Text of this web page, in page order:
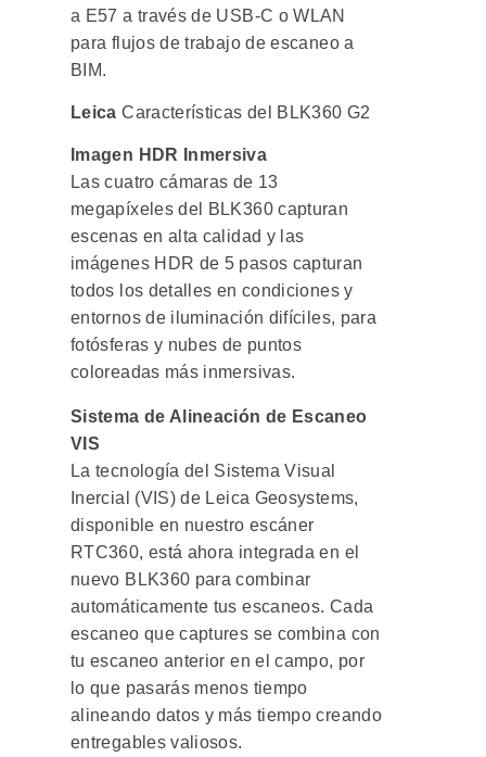
a E57 a través de USB-C o WLAN
para flujos de trabajo de escaneo a
BIM.
Leica Características del BLK360 G2
Imagen HDR Inmersiva
Las cuatro cámaras de 13
megapíxeles del BLK360 capturan
escenas en alta calidad y las
imágenes HDR de 5 pasos capturan
todos los detalles en condiciones y
entornos de iluminación difíciles, para
fotósferas y nubes de puntos
coloreadas más inmersivas.
Sistema de Alineación de Escaneo
VIS
La tecnología del Sistema Visual
Inercial (VIS) de Leica Geosystems,
disponible en nuestro escáner
RTC360, está ahora integrada en el
nuevo BLK360 para combinar
automáticamente tus escaneos. Cada
escaneo que captures se combina con
tu escaneo anterior en el campo, por
lo que pasarás menos tiempo
alineando datos y más tiempo creando
entregables valiosos.